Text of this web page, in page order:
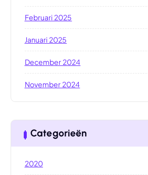
Februari 2025
Januari 2025
December 2024
November 2024
Categorieën
2020